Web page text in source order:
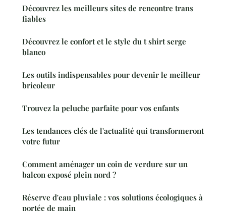
Découvrez les meilleurs sites de rencontre trans
fiables
Découvrez le confort et le style du t shirt serge
blanco
Les outils indispensables pour devenir le meilleur
bricoleur
Trouvez la peluche parfaite pour vos enfants
Les tendances clés de l'actualité qui transformeront
votre futur
Comment aménager un coin de verdure sur un
balcon exposé plein nord ?
Réserve d'eau pluviale : vos solutions écologiques à
portée de main